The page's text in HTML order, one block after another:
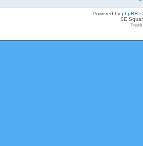
Powered by phpBB
SE